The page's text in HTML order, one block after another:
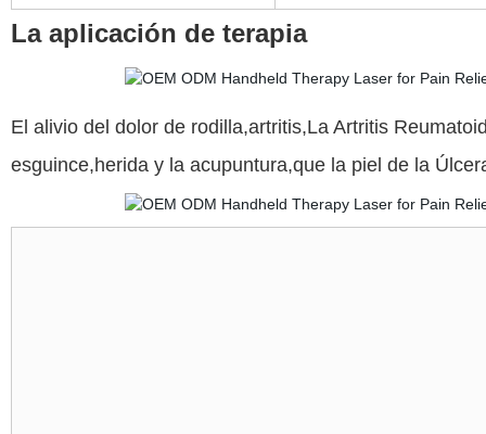
La aplicación de terapia
El alivio del dolor de rodilla,artritis,La Artritis
esguince,herida y la acupuntura,que la piel de la